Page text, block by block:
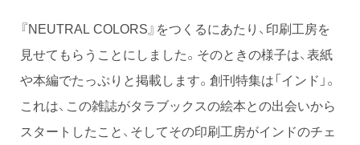
『NEUTRAL COLORS』をつくるにあたり、印刷工房を
見せてもらうことにしました。そのときの様子は、表紙
や本編でたっぷりと掲載します。創刊特集は「インド」。
これは、この雑誌がタラブックスの絵本との出会いから
スタートしたこと、そしてその印刷工房がインドのチェ